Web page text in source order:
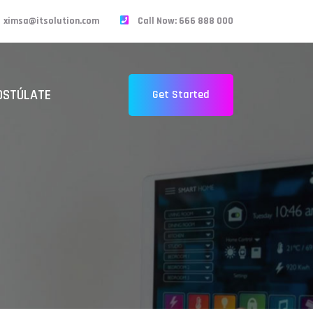
ximsa@itsolution.com Call Now: 666 888 000
Get Started